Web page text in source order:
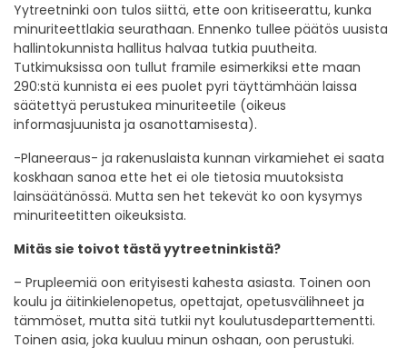
Yytreetninki oon tulos siittä, ette oon kritiseerattu, kunka
minuriteettlakia seurathaan. Ennenko tullee päätös uusista
hallintokunnista hallitus halvaa tutkia puutheita.
Tutkimuksissa oon tullut framile esimerkiksi ette maan
290:stä kunnista ei ees puolet pyri täyttämhään laissa
säätettyä perustukea minuriteetile (oikeus
informasjuunista ja osanottamisesta).
-Planeeraus- ja rakenuslaista kunnan virkamiehet ei saata
koskhaan sanoa ette het ei ole tietosia muutoksista
lainsäätänössä. Mutta sen het tekevät ko oon kysymys
minuriteetitten oikeuksista.
Mitäs sie toivot tästä yytreetninkistä?
– Prupleemiä oon erityisesti kahesta asiasta. Toinen oon
koulu ja äitinkielenopetus, opettajat, opetusvälihneet ja
tämmöset, mutta sitä tutkii nyt koulutusdeparttementti.
Toinen asia, joka kuuluu minun oshaan, oon perustuki.